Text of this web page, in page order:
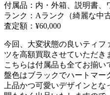
付属品：内・外箱、説明書、
ランク：Aランク（綺麗な中古
査定額：¥60,000
今回、大変状態の良いティフ
ツを高額買取させていただき
こちらは付属品も全てお揃い
盤色はブラックでハートマー
上品かつ可愛いデザインとな